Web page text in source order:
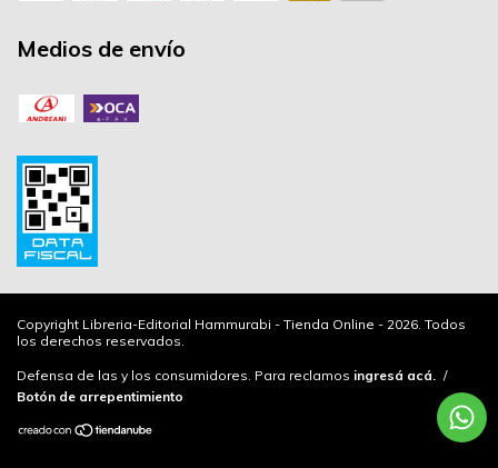
Medios de envío
Copyright Libreria-Editorial Hammurabi - Tienda Online - 2026. Todos
los derechos reservados.
Defensa de las y los consumidores. Para reclamos ingresá acá. /
Botón de arrepentimiento